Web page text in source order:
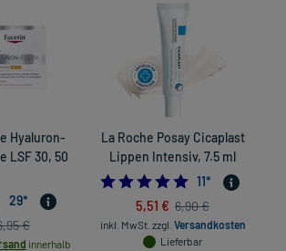
Hyaluron-
LSF 30, 50
4.827586206896552
29*
€
innerhalb
La Roche Posay Cicaplast
Lippen Intensiv, 7.5 ml
11*
5,51 € 6,90 €
inkl. MwSt. zzgl. Versandkosten
Lieferbar